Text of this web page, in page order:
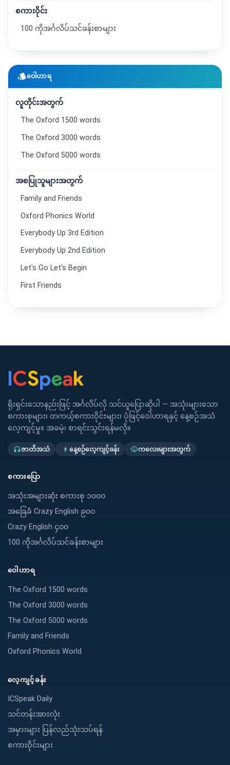
စကားဝိုင်း
100 ကိုအင်္ဂလိပ်သင်ခန်းစာများ
styleဝေါဟာရ
လူတိုင်းအတွက်
The Oxford 1500 words
The Oxford 3000 words
The Oxford 5000 words
အစပြုသူများအတွက်
Family and Friends
Oxford Phonics World
Everybody Up 3rd Edition
Everybody Up 2nd Edition
Let's Go Let's Begin
First Friends
ရိုးရှင်းသောနည်းဖြင့် အင်္ဂလိပ်လို သင်ယူပြောဆိုပါ — အသုံးများသော
စကားစုများ၊ တကယ့်စကားဝိုင်းများ၊ ပုံဖြင့်ဝေါဟာရနှင့် နေ့စဉ်အသံ
လေ့ကျင့်မှု။ အခမဲ့၊ စာရင်းသွင်းရန်မလို။
headphonesဇာတိအသံ bolt နေ့စဉ်လေ့ကျင့်ခန်း child_careကလေးများအတွက်
စကားပြော
အသုံးအများဆုံး စကားစု ၁၀၀၀
အခြေခံ Crazy English ၉၀၀
Crazy English ၄၀၀
100 ကိုအင်္ဂလိပ်သင်ခန်းစာများ
ဝေါဟာရ
The Oxford 1500 words
The Oxford 3000 words
The Oxford 5000 words
Family and Friends
Oxford Phonics World
လေ့ကျင့်ခန်း
ICSpeak Daily
သင်တန်းအားလုံး
အမှားများ ပြန်လည်သုံးသပ်ရန်
စကားဝိုင်းများ